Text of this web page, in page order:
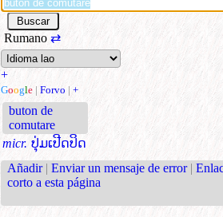
Rumano ⇄
+
Google | Forvo | +
buton de
comutare
micr. ປຸ່ມເປີດປິດ
Añadir | Enviar un mensaje de error |
corto a esta página